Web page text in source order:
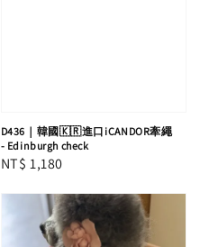
D436｜韓國🇰🇷進口iCANDOR牽繩
- Edinburgh check
Regular
NT$ 1,180